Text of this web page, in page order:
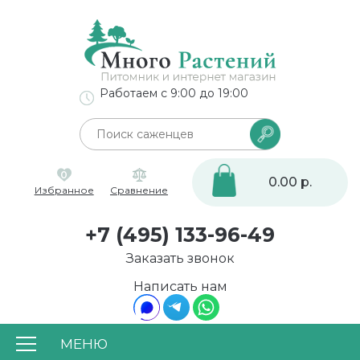
МЕНЮ
Написать нам
Работаем с 9:00 до 19:00
0
Избранное
Сравнение
0.00 р.
+7 (495) 133-96-49
Заказать звонок